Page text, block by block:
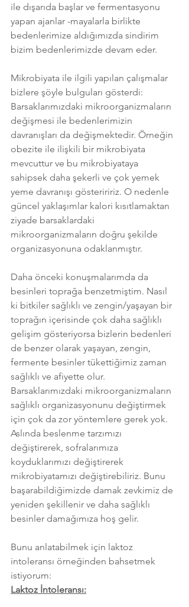
ile dışarıda başlar ve fermentasyonu
yapan ajanlar -mayalarla birlikte
bedenlerimize aldığımızda sindirim
bizim bedenlerimizde devam eder.
Mikrobiyata ile ilgili yapılan çalışmalar
bizlere şöyle bulguları gösterdi:
Barsaklarımızdaki mikroorganizmaların
değişmesi ile bedenlerimizin
davranışları da değişmektedir. Örneğin
obezite ile ilişkili bir mikrobiyata
mevcuttur ve bu mikrobiyataya
sahipsek daha şekerli ve çok yemek
yeme davranışı gösteriririz. O nedenle
güncel yaklaşımlar kalori kısıtlamaktan
ziyade barsaklardaki
mikroorganizmaların doğru şekilde
organizasyonuna odaklanmıştır.
Daha önceki konuşmalarımda da
besinleri toprağa benzetmiştim. Nasıl
ki bitkiler sağlıklı ve zengin/yaşayan bir
toprağın içerisinde çok daha sağlıklı
gelişim gösteriyorsa bizlerin bedenleri
de benzer olarak yaşayan, zengin,
fermente besinler tükettiğimiz zaman
sağlıklı ve afiyette olur.
Barsaklarımızdaki mikroorganizmaların
sağlıklı organizasyonunu değiştirmek
için çok da zor yöntemlere gerek yok.
Aslında beslenme tarzımızı
değiştirerek, sofralarımıza
koyduklarımızı değiştirerek
mikrobiyatamızı değiştirebiliriz. Bunu
başarabildiğimizde damak zevkimiz de
yeniden şekillenir ve daha sağlıklı
besinler damağımıza hoş gelir.
Bunu anlatabilmek için laktoz
intoleransı örneğinden bahsetmek
istiyorum:
Laktoz İntoleransı: